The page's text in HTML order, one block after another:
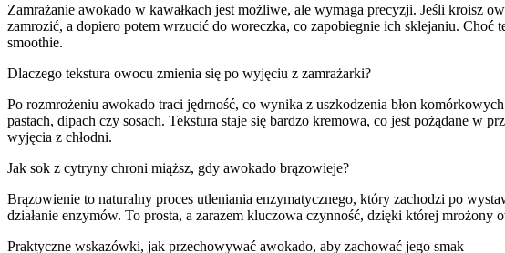
Zamrażanie awokado w kawałkach jest możliwe, ale wymaga precyzji. Jeśli kroisz
zamrozić, a dopiero potem wrzucić do woreczka, co zapobiegnie ich sklejaniu.
smoothie.
Dlaczego tekstura owocu zmienia się po wyjęciu z zamrażarki?
Po rozmrożeniu awokado traci jędrność, co wynika z uszkodzenia błon
pastach, dipach czy sosach. Tekstura staje się bardzo kremowa, co jest pożądane
wyjęcia z chłodni.
Jak sok z cytryny chroni miąższ, gdy awokado brązowieje?
Brązowienie to naturalny proces utleniania enzymatycznego, który zachodzi po
działanie enzymów. To prosta, a zarazem kluczowa czynność, dzięki której
Praktyczne wskazówki, jak przechowywać awokado, aby zachować jego smak